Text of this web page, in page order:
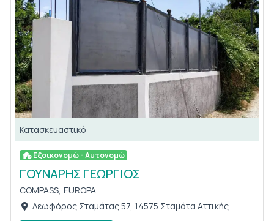
Κατασκευαστικό
Εξοικονομώ - Αυτονομώ
ΓΟΥΝΑΡΗΣ ΓΕΩΡΓΙΟΣ
COMPASS, EUROPA
Λεωφόρος Σταμάτας 57, 14575 Σταμάτα Αττικής